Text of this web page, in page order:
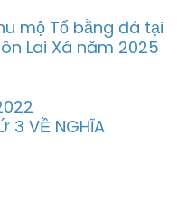
mộ Tổ bằng đá tại
Lai Xá năm 2025
3 VỀ NGHĨA